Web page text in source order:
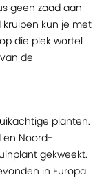
geen zaad aan
kun je met
die plek wortel
de
planten.
en Noord-
gekweekt.
in Europa